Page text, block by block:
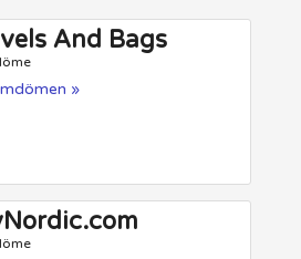
And Bags
»